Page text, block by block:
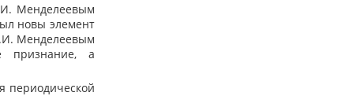
Менделеевым
новы элемент
Менделеевым
признание, а
периодической